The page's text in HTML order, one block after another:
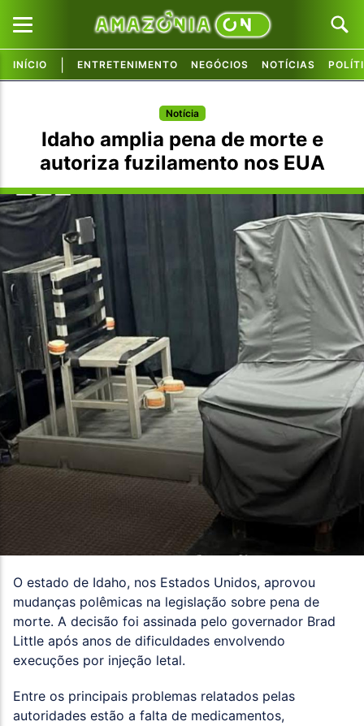
INÍCIO ENTRETENIMENTO NEGÓCIOS NOTÍCIAS
Notícia
Idaho amplia pena de morte e
autoriza fuzilamento nos EUA
O estado de Idaho, nos Estados Unidos, aprovou
mudanças polêmicas na legislação sobre pena de
morte. A decisão foi assinada pelo governador Brad
Little após anos de dificuldades envolvendo
execuções por injeção letal.
Entre os principais problemas relatados pelas
autoridades estão a falta de medicamentos,